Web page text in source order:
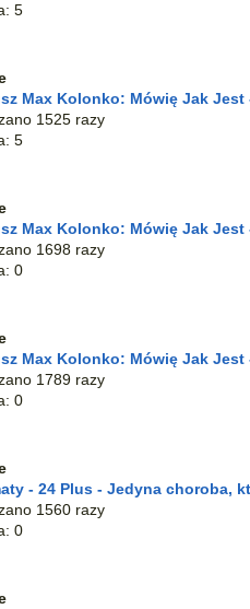
5
Max Kolonko: Mówię Jak Jest
1525 razy
5
Max Kolonko: Mówię Jak
1698 razy
0
Max Kolonko: Mówię Jak
1789 razy
0
- 24 Plus - Jedyna choroba,
1560 razy
0